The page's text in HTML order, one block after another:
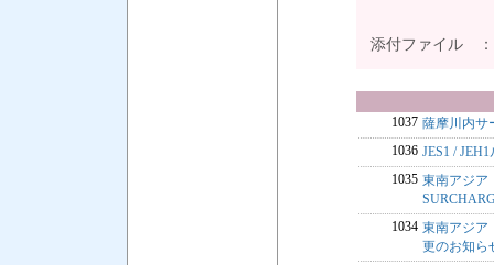
添付ファイル
1037 薩摩川内サ
1036 JES1 /
1035 東南アジア
1034 東南アジア
更のお知ら